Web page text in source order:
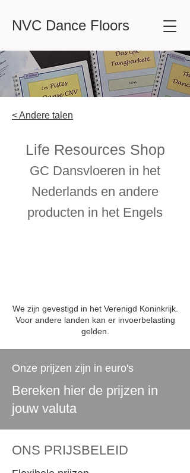
NVC Dance Floors
< Andere talen
Life Resources Shop
GC Dansvloeren in het
Nederlands en andere
producten in het Engels
We zijn gevestigd in het Verenigd Koninkrijk.
Voor andere landen kan er invoerbelasting
gelden.
Onze prijzen zijn in euro's
Bereken hier de prijzen in
jouw valuta
ONS PRIJSBELEID